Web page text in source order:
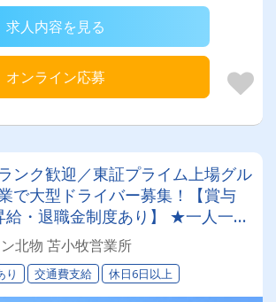
求人内容を見る
オンライン応募
ンク歓迎／東証プライム上場グル
で大型ドライバー募集！【賞与
給・退職金制度あり】 ★一人一台
故等で月給2万円UPのチャンス
制度★希望休＆育休実績あり！
も活躍中の働きやすい職場です♪
北物 苫小牧営業所
り 交通費支給 休日6日以上